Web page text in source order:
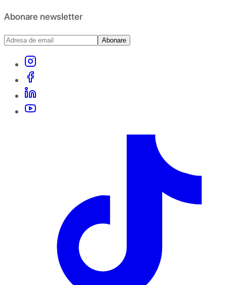
Abonare newsletter
Abonare